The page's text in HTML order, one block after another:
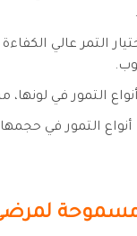
التمر عالي
التمور في لونها،
التمور في
مسموحة